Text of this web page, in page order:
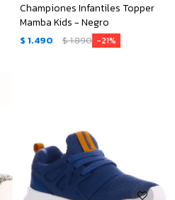
Championes Infantiles Topper
Mamba Kids - Negro
$ 1.490 $1.890 21